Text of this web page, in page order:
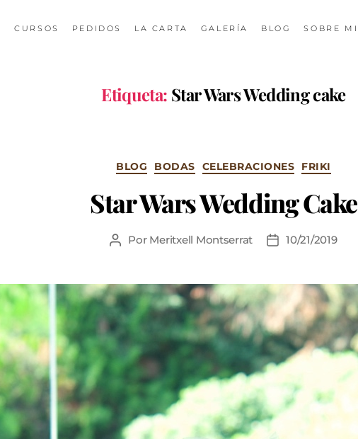
CURSOS PEDIDOS LA CARTA GALERÍA BLOG SOBRE MI
Etiqueta: Star Wars Wedding cake
BLOG BODAS CELEBRACIONES FRIKI
Star Wars Wedding Cake
Por Meritxell Montserrat 10/21/2019